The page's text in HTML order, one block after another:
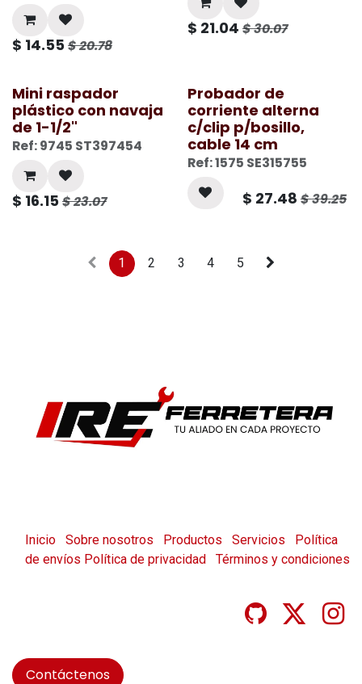
$ 14.55 $20.78
$ 21.04 $30.07
Mini raspador
plástico con navaja
de 1-1/2"
Ref: 9745 ST397454
$ 16.15 $23.07
Probador de
corriente alterna
c/clip p/bosillo,
cable 14 cm
Ref: 1575 SE315755
$ 27.48 $39.25
1 2 3 4 5
Inicio Sobre nosotros Productos Servicios
Política
de envíos Política de privacidad Términos y condiciones
Contáctenos